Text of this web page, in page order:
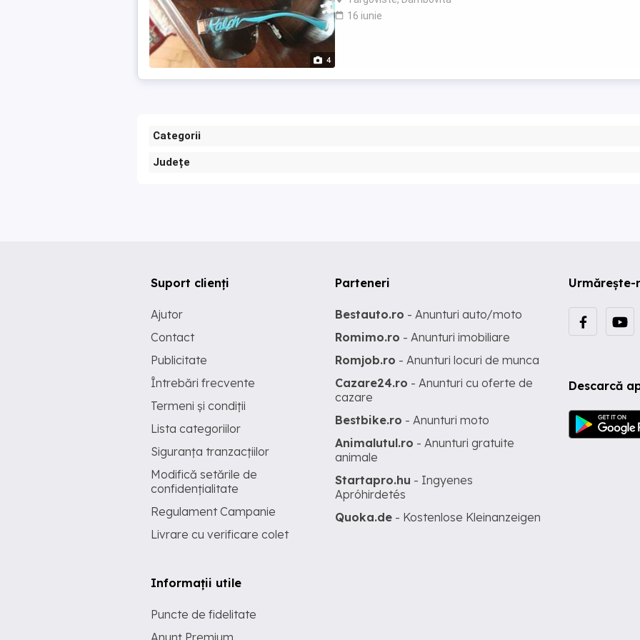
4
16 iunie
Categorii
Județe
Urmărește-
Descarcă
Suport clienți
Ajutor
Contact
Publicitate
Întrebări frecvente
Termeni și condiții
Lista categoriilor
Siguranța tranzacțiilor
Modifică setările de
confidențialitate
Regulament Campanie
Livrare cu verificare colet
Informații utile
Puncte de fidelitate
Anunț Premium
Parteneri
Bestauto.ro - Anunturi auto/moto
Romimo.ro - Anunturi imobiliare
Romjob.ro - Anunturi locuri de munca
Cazare24.ro - Anunturi cu oferte de
cazare
Bestbike.ro - Anunturi moto
Animalutul.ro - Anunturi gratuite
animale
Startapro.hu - Ingyenes
Apróhirdetés
Quoka.de - Kostenlose Kleinanzeigen